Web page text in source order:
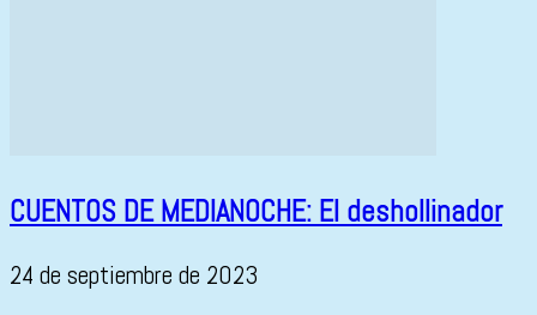
CUENTOS DE MEDIANOCHE: El deshollinador
24 de septiembre de 2023